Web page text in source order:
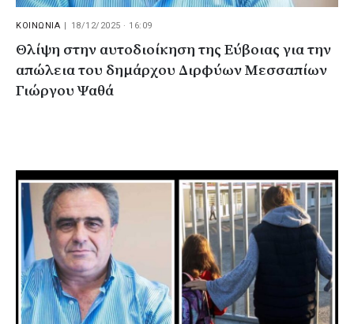
ΚΟΙΝΩΝΙΑ 18/12/2025 · 16:09
Θλίψη στην αυτοδιοίκηση της Εύβοιας για την
απώλεια του δημάρχου Διρφύων Μεσσαπίων
Γιώργου Ψαθά